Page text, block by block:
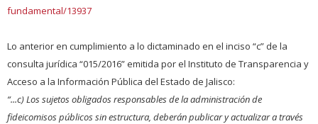
fundamental/13937
Lo anterior en cumplimiento a lo dictaminado en el inciso “c” de la
consulta jurídica “015/2016” emitida por el Instituto de Transparencia y
Acceso a la Información Pública del Estado de Jalisco:
“...c) Los sujetos obligados responsables de la administración de
fideicomisos públicos sin estructura, deberán publicar y actualizar a través